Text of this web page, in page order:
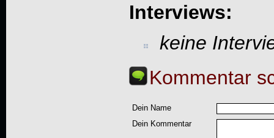
Interviews:
keine
Kommentar
Dein Name
Dein Kommentar